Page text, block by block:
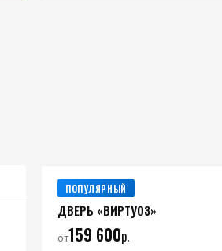
ПОПУЛЯРНЫЙ
ДВЕРЬ «ВИРТУОЗ»
от159 600р.